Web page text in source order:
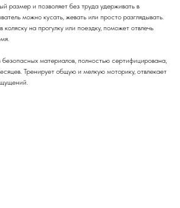
размер и позволяет без труда удерживать в
можно кусать, жевать или просто разглядывать.
на прогулку или поездку, поможет отвлечь
безопасных материалов, полностью сертифицирована,
Тренирует общую и мелкую моторику, отвлекает